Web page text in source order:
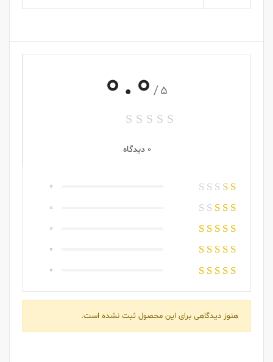
0.0 /5
0 دیدگاه
0
0
0
0
0
هنوز دیدگاهی برای این محصول ثبت نشده است.